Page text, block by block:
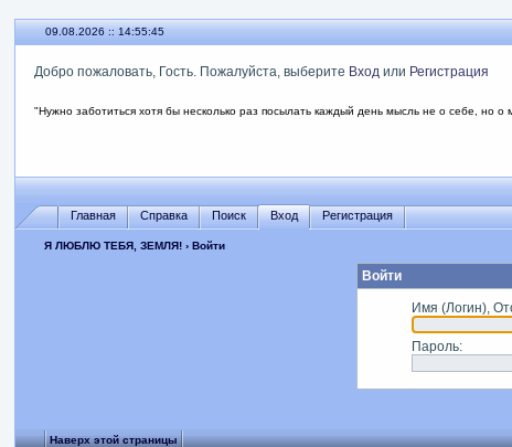
09.08.2026 :: 14:55:45
Добро пожаловать, Гость. Пожалуйста, выберите Вход или Регистрация
"Нужно заботиться хотя бы несколько раз посылать каждый день мысль не о себе, но
Главная Справка Поиск Вход Регистрация
Я ЛЮБЛЮ ТЕБЯ, ЗЕМЛЯ! › Войти
Войти
Имя (Логин),
Пароль:
Наверх этой страницы